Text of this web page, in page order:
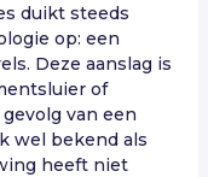
duikt steeds
op: een
Deze aanslag is
of
van een
wel bekend als
heeft niet